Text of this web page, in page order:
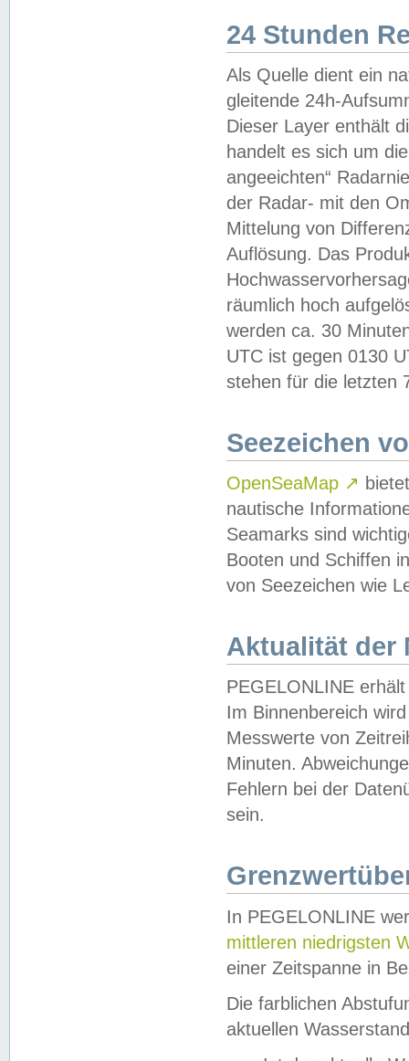
24 Stunden
Als Quelle dient ein
gleitende 24h-
Dieser Layer enthält
handelt es sich um
angeeichten“
der Radar- mit den
Mittelung von
Auflösung. Das
räumlich hoch
werden ca. 30
UTC ist gegen 0130
stehen für die letzten
Seezeichen
OpenSeaMap ↗
nautische
Seamarks sind
Booten und Schiffen
von Seezeichen wie
Aktualität der
PEGELONLINE
Im Binnenbereich
Messwerte von
Minuten.
Fehlern bei der
sein.
In PEGELONLINE
mittleren niedrigsten
einer Zeitspanne in
Die farblichen
aktuellen